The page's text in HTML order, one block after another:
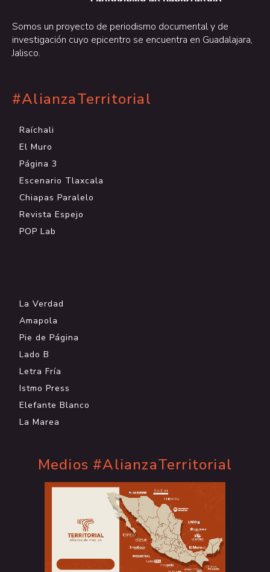
Somos un proyecto de periodismo documental y de
investigación cuyo epicentro se encuentra en Guadalajara,
Jalisco.
#AlianzaTerritorial
Raíchali
El Muro
Página 3
Escenario Tlaxcala
Chiapas Paralelo
Revista Espejo
POP Lab
La Verdad
Amapola
Pie de Página
Lado B
Letra Fría
Istmo Press
Elefante Blanco
La Marea
Medios #AlianzaTerritorial